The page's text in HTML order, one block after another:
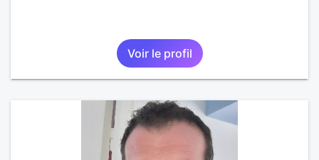
Voir le profil